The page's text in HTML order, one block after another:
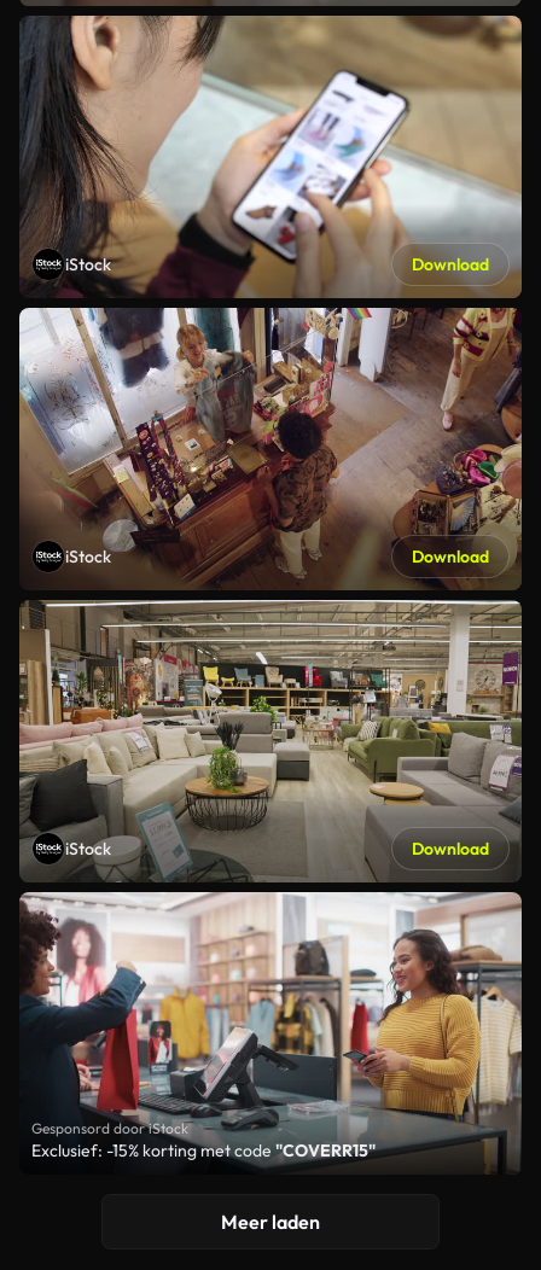
iStock Download
iStock Download
iStock Download
Gesponsord door iStock
Exclusief: -15% korting met code "COVERR15"
Meer laden